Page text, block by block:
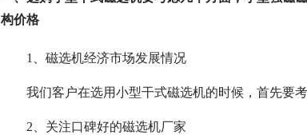
构价格
1、磁选机经济市场发展情况
我们客户在选用小型干式磁选机的时候，首先要
2、关注口碑好的磁选机厂家